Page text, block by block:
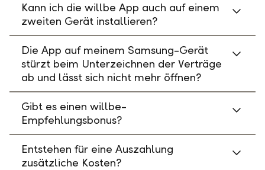
Kann ich die willbe App auch auf einem
zweiten Gerät installieren?
Die App auf meinem Samsung-Gerät
stürzt beim Unterzeichnen der Verträge
ab und lässt sich nicht mehr öffnen?
Gibt es einen willbe-
Empfehlungsbonus?
Entstehen für eine Auszahlung
zusätzliche Kosten?